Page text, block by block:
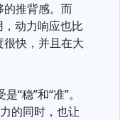
的推背感。而
动力响应也比
快，并且在大
“稳”和“准”。
的同时，也让